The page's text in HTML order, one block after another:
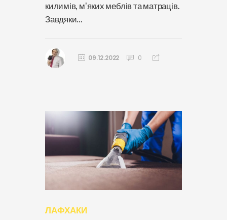
килимів, м'яких меблів та матраців.
Завдяки...
09.12.2022 0
ЛАФХАКИ